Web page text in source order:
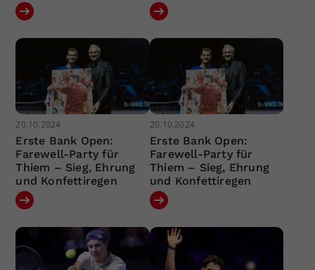
20.10.2024
Erste Bank Open:
Farewell-Party für
Thiem – Sieg, Ehrung
und Konfettiregen
20.10.2024
Erste Bank Open:
Farewell-Party für
Thiem – Sieg, Ehrung
und Konfettiregen